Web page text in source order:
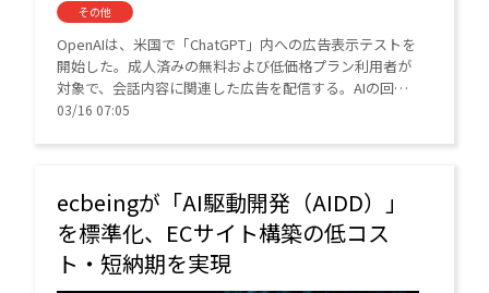
その他
OpenAIは、米国で「ChatGPT」内への広告表示テストを
開始した。成人済みの無料および低価格プラン利用者が
対象で、会話内容に関連した広告を配信する。AIの回答
精度を保ちつつ、インフラ投資の財源確保と企業・消費
03/16 07:05
ecbeingが「AI駆動開発（AIDD）」
を標準化、ECサイト構築の低コス
ト・短納期を実現